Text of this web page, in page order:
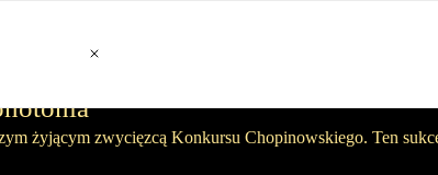
żyjącym zwycięzcą Konkursu Chopinowskiego. Ten